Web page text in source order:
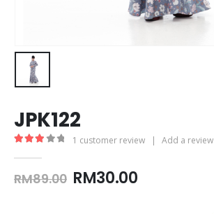
JPK122
1 customer review | Add a review
RM89.00 Original
RM30.00Current